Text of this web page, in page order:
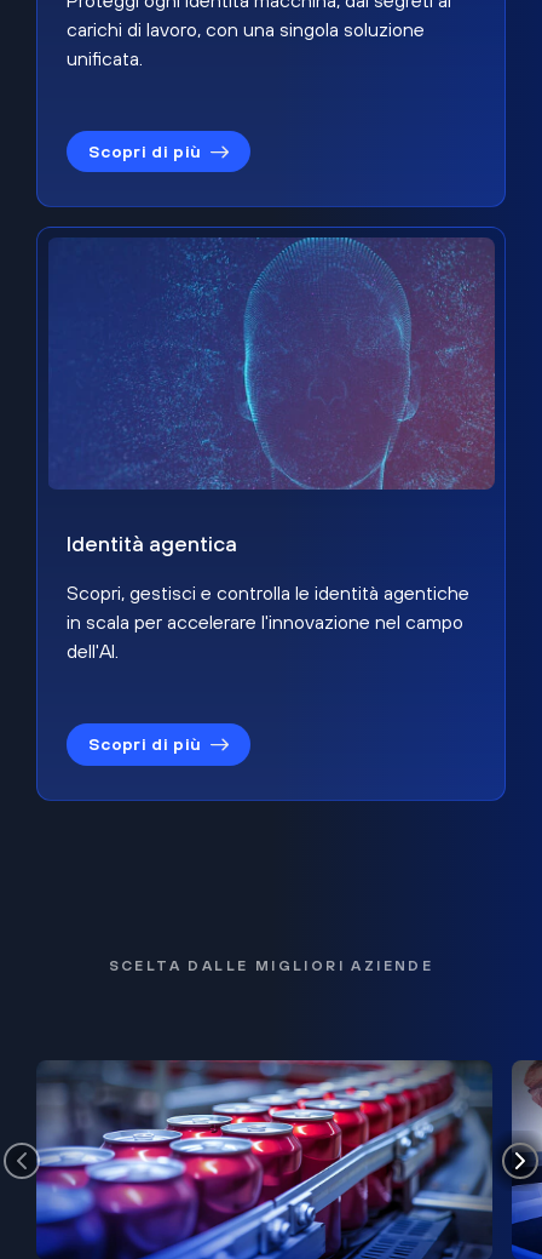
carichi di lavoro, con una singola soluzione
unificata.
Scopri di più
Identità agentica
Scopri, gestisci e controlla le identità agentiche
in scala per accelerare l'innovazione nel campo
dell'AI.
Scopri di più
SCELTA DALLE MIGLIORI AZIENDE